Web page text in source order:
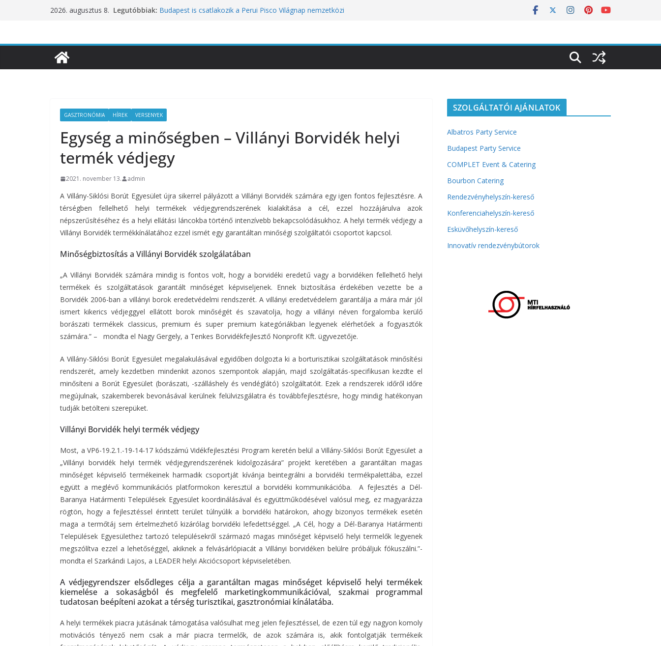
2026. augusztus 8. Legutóbbiak: Budapest is csatlakozik a Perui Pisco Világnap nemzetközi
inspirációiból született jubileumi menü
GASZTRONÓMIA HÍREK VERSENYEK
Egység a minőségben – Villányi Borvidék helyi
termék védjegy
2021. november 13. admin
A Villány-Siklósi Borút Egyesület újra sikerrel pályázott a Villányi Borvidék számára egy igen fontos fejlesztésre. A
térségben fellelhető helyi termékek védjegyrendszerének kialakítása a cél, ezzel hozzájárulva azok
népszerűsítéséhez és a helyi ellátási láncokba történő intenzívebb bekapcsolódásukhoz. A helyi termék védjegy a
Villányi Borvidék termékkínálatához ezzel ismét egy garantáltan minőségi szolgáltatói csoportot kapcsol.
Minőségbiztosítás a Villányi Borvidék szolgálatában
„A Villányi Borvidék számára mindig is fontos volt, hogy a borvidéki eredetű vagy a borvidéken fellelhető helyi
termékek és szolgáltatások garantált minőséget képviseljenek. Ennek biztosítása érdekében vezette be a
Borvidék 2006-ban a villányi borok eredetvédelmi rendszerét. A villányi eredetvédelem garantálja a mára már jól
ismert kikerics védjeggyel ellátott borok minőségét és szavatolja, hogy a villányi néven forgalomba kerülő
borászati termékek classicus, premium és super premium kategóriákban legyenek elérhetőek a fogyasztók
számára.” – mondta el Nagy Gergely, a Tenkes Borvidékfejlesztő Nonprofit Kft. ügyvezetője.
A Villány-Siklósi Borút Egyesület megalakulásával egyidőben dolgozta ki a borturisztikai szolgáltatások minősítési
rendszerét, amely kezdetben mindenkit azonos szempontok alapján, majd szolgáltatás-specifikusan kezdte el
minősíteni a Borút Egyesület (borászati, -szálláshely és vendéglátó) szolgáltatóit. Ezek a rendszerek időről időre
megújulnak, szakemberek bevonásával kerülnek felülvizsgálatra és továbbfejlesztésre, hogy mindig hatékonyan
tudják betölteni szerepüket.
Villányi Borvidék helyi termék védjegy
Most, a VP6-19.2.1.-19-14-17 kódszámú Vidékfejlesztési Program keretén belül a Villány-Siklósi Borút Egyesület a
„Villányi borvidék helyi termék védjegyrendszerének kidolgozására” projekt keretében a garantáltan magas
minőséget képviselő termékeinek harmadik csoportját kívánja beintegrálni a borvidéki termékpalettába, ezzel
együtt a meglévő kommunikációs platformokon keresztül a borvidéki kommunikációba. A fejlesztés a Dél-
Baranya Határmenti Települések Egyesület koordinálásával és együttműködésével valósul meg, ez magyarázza
rögtön, hogy a fejlesztéssel érintett terület túlnyúlik a borvidéki határokon, ahogy bizonyos termékek esetén
maga a termőtáj sem értelmezhető kizárólag borvidéki lefedettséggel. „A Cél, hogy a Dél-Baranya Határmenti
Települések Egyesülethez tartozó településekről származó magas minőséget képviselő helyi termelők legyenek
megszólítva ezzel a lehetőséggel, akiknek a felvásárlópiacát a Villányi borvidéken belülre próbáljuk fókuszálni.”-
mondta el Szarkándi Lajos, a LEADER helyi Akciócsoport képviseletében.
A védjegyrendszer elsődleges célja a garantáltan magas minőséget képviselő helyi termékek
kiemelése a sokaságból és megfelelő marketingkommunikációval, szakmai programmal
tudatosan beépíteni azokat a térség turisztikai, gasztronómiai kínálatába.
A helyi termékek piacra jutásának támogatása valósulhat meg jelen fejlesztéssel, de ezen túl egy nagyon komoly
motivációs tényező nem csak a már piacra termelők, de azok számára is, akik fontolgatják termékeik
SZOLGÁLTATÓI AJÁNLATOK
Albatros Party Service
Budapest Party Service
COMPLET Event & Catering
Bourbon Catering
Rendezvényhelyszín-kereső
Konferenciahelyszín-kereső
Esküvőhelyszín-kereső
Innovatív rendezvénybútorok